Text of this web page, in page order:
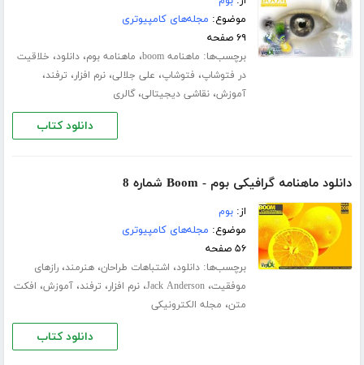
موضوع: مجله‌های کامپیوتری
۶۹ صفحه
برچسب‌ها: ماهنامه boom ، ماهنامه بوم،دانلود، خلاقیت
در فتوشاپ، فتوشاپ، علی جلالی،نرم افزار، ترفند،
آموزش،نقاشی دیجیتالی،گالری
دانلود کتاب
دانلود ماهنامه گرافیکی بوم - Boom شماره 8
از:بوم
موضوع: مجله‌های کامپیوتری
۵۶ صفحه
برچسب‌ها:دانلود، اشتباهات طراحان،هنرمند،رازهای
موفقیت،Jack Anderson،نرم افزار، ترفند،آموزش، افکت
متن، مجله الکترونیکی
دانلود کتاب